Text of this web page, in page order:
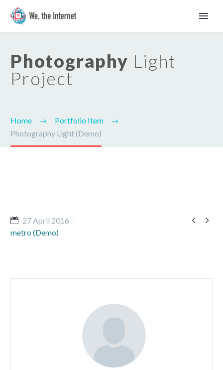
Photography Light
Project
Home
Portfolio Item
Photography Light (Demo)
 
27 April 2016
metro (Demo)